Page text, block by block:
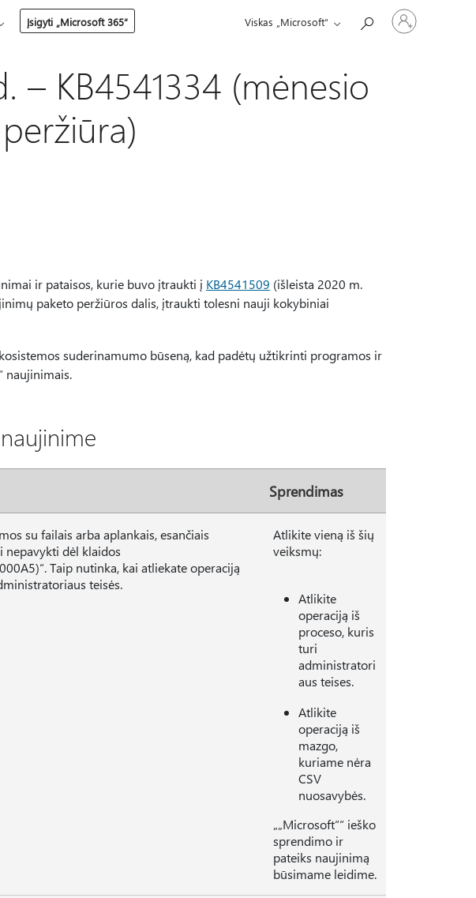
Įsigyti „Microsoft 365“ Viskas „Microsoft“
Prisijunkite
prie
paskyros
– KB4541334 (mėnesio
ir pataisos, kurie buvo įtraukti į KB4541509 (išleista 2020 m.
paketo peržiūros dalis, įtraukti tolesni nauji kokybiniai
suderinamumo būseną, kad padėtų užtikrinti programos ir
naujinimais.
Sprendimas
su failais arba aplankais, esančiais
nepavykti dėl klaidos
Taip nutinka, kai atliekate operaciją
teisės.
Atlikite vieną iš šių
veiksmų:
Atlikite
operaciją iš
proceso, kuris
turi
administratori
aus teises.
Atlikite
operaciją iš
mazgo,
kuriame nėra
CSV
nuosavybės.
„„Microsoft““ ieško
sprendimo ir
pateiks naujinimą
būsimame leidime.